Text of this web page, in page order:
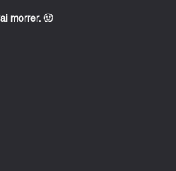
morrer. 🙂